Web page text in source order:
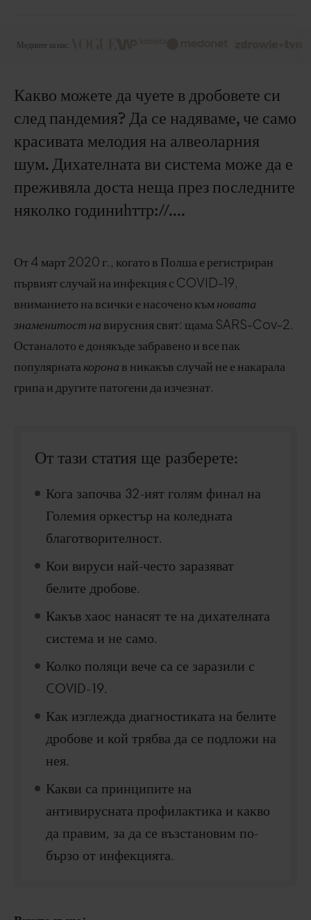
Медиите за нас:
Какво можете да чуете в дробовете си
след пандемия? Да се надяваме, че само
красивата мелодия на алвеоларния
шум. Дихателната ви система може да е
преживяла доста неща през последните
няколко годиниһттр://....
От 4 март 2020 г., когато в Полша е регистриран
първият случай на инфекция с COVID-19,
вниманието на всички е насочено къмновата
знаменитост на вирусния свят: щама SARS-Cov-2.
Останалото е донякъде забравено и все пак
популярната корона в никакъв случай не е накарала
грипа и другите патогени да изчезнат.
От тази статия ще разберете:
Кога започва 32-ият голям финал на
Големия оркестър на коледната
благотворителност.
Кои вируси най-често заразяват
белите дробове.
Какъв хаос нанасят те на дихателната
система и не само.
Колко поляци вече са се заразили с
COVID-19.
Как изглежда диагностиката на белите
дробове и кой трябва да се подложи на
нея.
Какви са принципите на
антивирусната профилактика и какво
да правим, за да се възстановим по-
бързо от инфекцията.